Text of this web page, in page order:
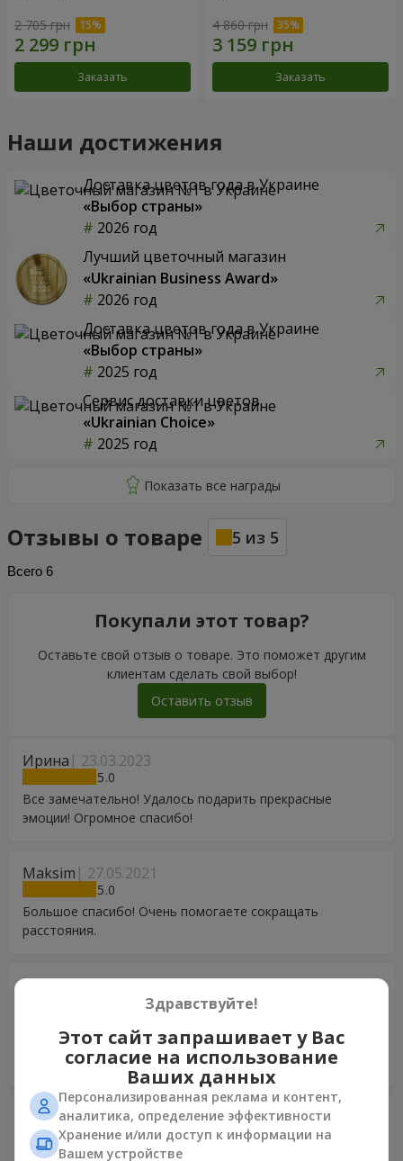
2 705 грн
Заказать
4 860 грн
Заказать
Наши достижения
Доставка цветов года в Украине
«Выбор страны»
2026 год
Лучший цветочный магазин
«Ukrainian Business Award»
2026 год
Доставка цветов года в Украине
«Выбор страны»
2025 год
Сервис доставки цветов
«Ukrainian Choice»
2025 год
Отзывы о товаре 5 из 5
Всего 6
Ирина 23.03.2023
5
Все замечательно! Удалось подарить прекрасные
эмоции! Огромное спасибо!
Maksim 27.05.2021
5
Большое спасибо! Очень помогаете сокращать
расстояния.
Valentyna
вовремя. Цветы свежие и красивые. Надеюсь постоят
подольше.
Олег 22.03.2021
5
Благодарю, все отлично!)
Покупали этот товар?
Оставьте свой отзыв о товаре. Это поможет другим
клиентам сделать свой выбор!
Оставить отзыв
Здравствуйте!
Этот сайт запрашивает у Вас
согласие на использование
Ваших данных
Персонализированная реклама и контент,
аналитика, определение эффективности
Хранение и/или доступ к информации на
Вашем устройстве